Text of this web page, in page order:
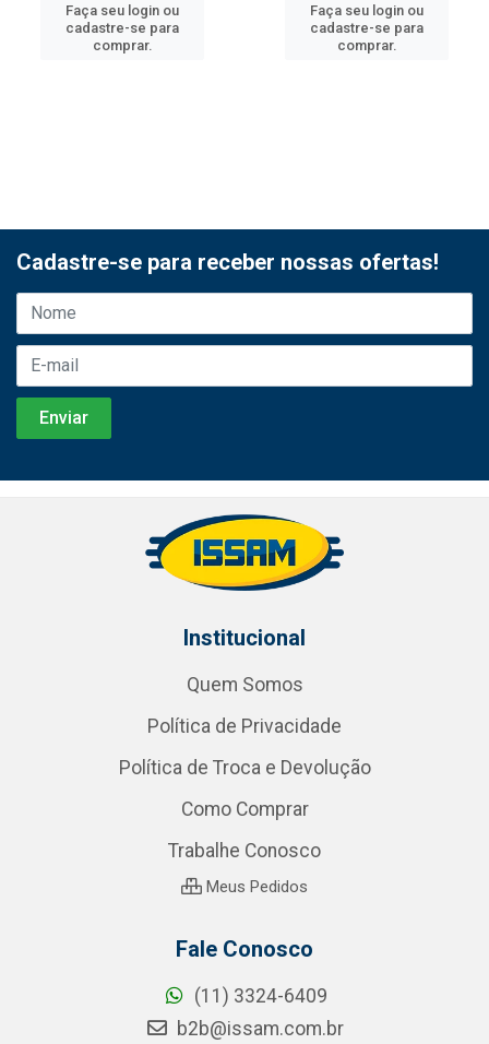
Faça seu login ou
cadastre-se para
comprar.
Faça seu login ou
cadastre-se para
comprar.
Cadastre-se para receber nossas ofertas!
Institucional
Quem Somos
Política de Privacidade
Política de Troca e Devolução
Como Comprar
Trabalhe Conosco
Meus Pedidos
Fale Conosco
(11) 3324-6409
b2b@issam.com.br